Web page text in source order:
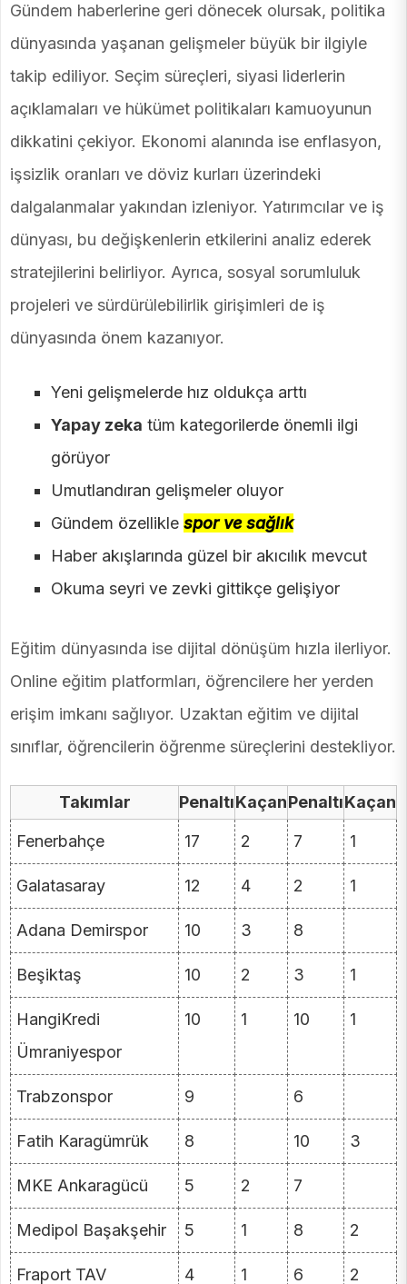
Gündem haberlerine geri dönecek olursak, politika
dünyasında yaşanan gelişmeler büyük bir ilgiyle
takip ediliyor. Seçim süreçleri, siyasi liderlerin
açıklamaları ve hükümet politikaları kamuoyunun
dikkatini çekiyor. Ekonomi alanında ise enflasyon,
işsizlik oranları ve döviz kurları üzerindeki
dalgalanmalar yakından izleniyor. Yatırımcılar ve iş
dünyası, bu değişkenlerin etkilerini analiz ederek
stratejilerini belirliyor. Ayrıca, sosyal sorumluluk
projeleri ve sürdürülebilirlik girişimleri de iş
dünyasında önem kazanıyor.
Yeni gelişmelerde hız oldukça arttı
Yapay zeka tüm kategorilerde önemli ilgi
görüyor
Umutlandıran gelişmeler oluyor
Gündem özellikle spor ve sağlık
Haber akışlarında güzel bir akıcılık mevcut
Okuma seyri ve zevki gittikçe gelişiyor
Eğitim dünyasında ise dijital dönüşüm hızla ilerliyor.
Online eğitim platformları, öğrencilere her yerden
erişim imkanı sağlıyor. Uzaktan eğitim ve dijital
sınıflar, öğrencilerin öğrenme süreçlerini destekliyor.
Takımlar PenaltıKaçanPenaltıKaçan
Fenerbahçe 17 2 7 1
Galatasaray 12 4 2 1
Adana Demirspor 10 3 8
Beşiktaş 10 2 3 1
HangiKredi
Ümraniyespor
10 1 10 1
Trabzonspor 9 6
Fatih Karagümrük 8 10 3
MKE Ankaragücü 5 2 7
Medipol Başakşehir 5 1 8 2
Fraport TAV 4 1 6 2